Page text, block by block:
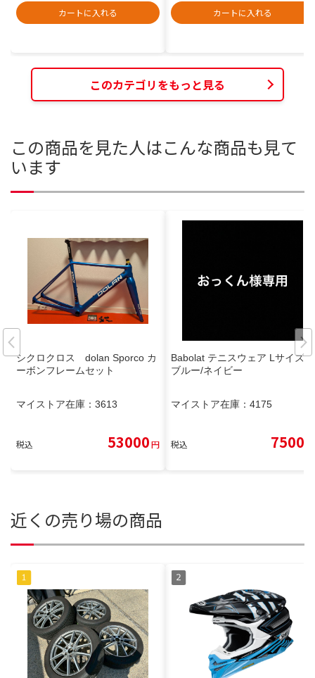
カートに入れる
カートに入れる
このカテゴリをもっと見る
この商品を見た人はこんな商品も見て
います
シクロクロス dolan Sporco カ
ーボンフレームセット
マイストア在庫： 3613
税込 53000円
Babolat テニスウェア Lサイズ
ブルー/ネイビー
マイストア在庫： 4175
税込 7500
近くの売り場の商品